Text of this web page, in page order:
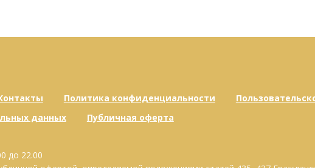
Политика конфиденциальности
данных
Публичная оферта
до 22.00